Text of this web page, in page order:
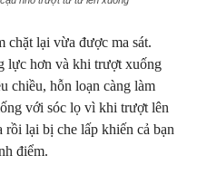
chặt lại vừa được ma sát.
lực hơn và khi trượt xuống
chiều, hỗn loạn càng làm
với sóc lọ vì khi trượt lên
rồi lại bị che lấp khiến cả bạn
điểm.